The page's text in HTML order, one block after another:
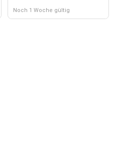
Noch 1 Woche gültig